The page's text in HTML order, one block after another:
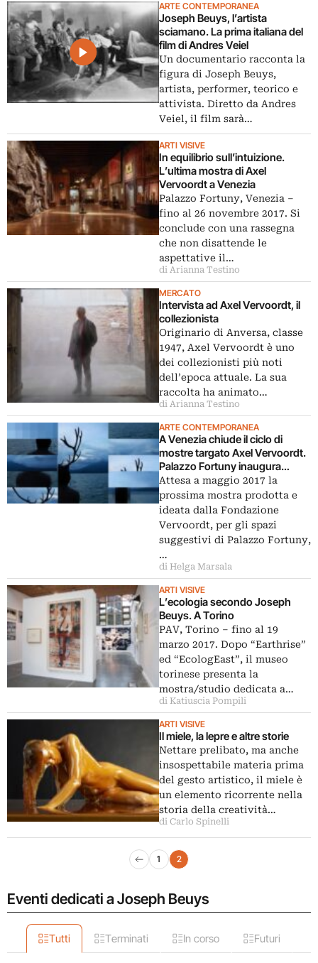
ARTE CONTEMPORANEA
Joseph Beuys, l’artista
sciamano. La prima italiana del
film di Andres Veiel
Un documentario racconta la
figura di Joseph Beuys,
artista, performer, teorico e
attivista. Diretto da Andres
Veiel, il film sarà…
ARTI VISIVE
In equilibrio sull’intuizione.
L’ultima mostra di Axel
Vervoordt a Venezia
Palazzo Fortuny, Venezia ‒
fino al 26 novembre 2017. Si
conclude con una rassegna
che non disattende le
aspettative il…
di Arianna Testino
MERCATO
Intervista ad Axel Vervoordt, il
collezionista
Originario di Anversa, classe
1947, Axel Vervoordt è uno
dei collezionisti più noti
dell’epoca attuale. La sua
raccolta ha animato…
di Arianna Testino
ARTE CONTEMPORANEA
A Venezia chiude il ciclo di
mostre targato Axel Vervoordt.
Palazzo Fortuny inaugura
Intuition
Attesa a maggio 2017 la
prossima mostra prodotta e
ideata dalla Fondazione
Vervoordt, per gli spazi
suggestivi di Palazzo Fortuny,
…
di Helga Marsala
ARTI VISIVE
L’ecologia secondo Joseph
Beuys. A Torino
PAV, Torino – fino al 19
marzo 2017. Dopo “Earthrise”
ed “EcologEast”, il museo
torinese presenta la
mostra/studio dedicata a…
di Katiuscia Pompili
ARTI VISIVE
Il miele, la lepre e altre storie
Nettare prelibato, ma anche
insospettabile materia prima
del gesto artistico, il miele è
un elemento ricorrente nella
storia della creatività…
di Carlo Spinelli
Navigazione articoli
Pagina precedente
1 2
Eventi dedicati a Joseph Beuys
Tutti Terminati In corso Futuri